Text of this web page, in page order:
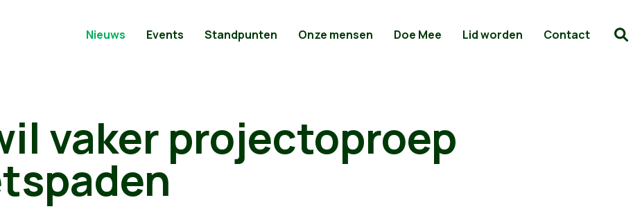
Nieuws Events Standpunten Onze mensen Doe Mee Lid worden Contact
vaker projectoproep